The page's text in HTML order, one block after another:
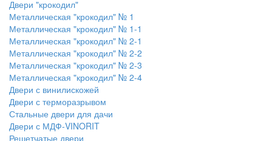
Двери "крокодил"
Металлическая "крокодил" № 1
Металлическая "крокодил" № 1-1
Металлическая "крокодил" № 2-1
Металлическая "крокодил" № 2-2
Металлическая "крокодил" № 2-3
Металлическая "крокодил" № 2-4
Двери с винилискожей
Двери с терморазрывом
Стальные двери для дачи
Двери с МДФ-VINORIT
Решетчатые двери